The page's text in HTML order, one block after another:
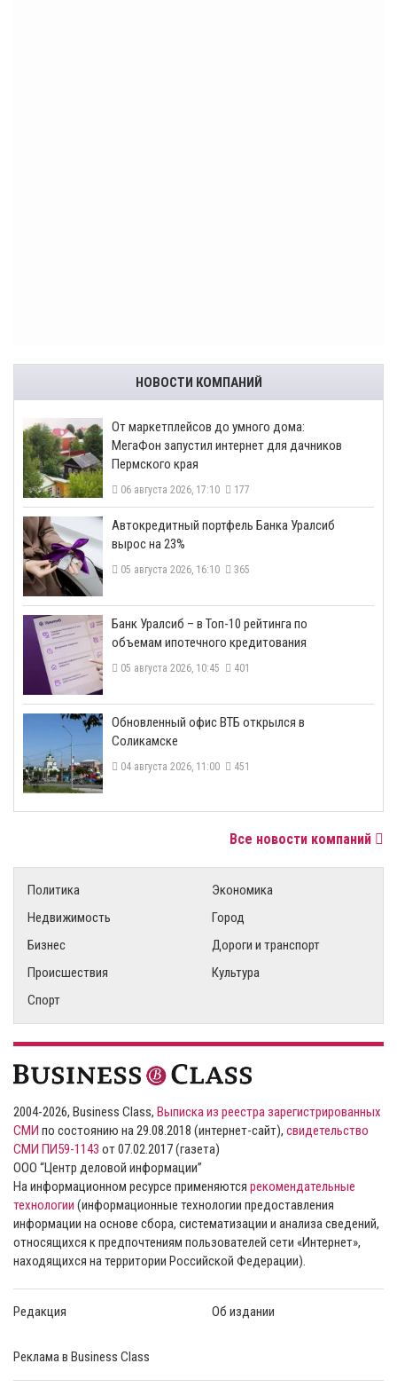
НОВОСТИ КОМПАНИЙ
От маркетплейсов до умного дома:
МегаФон запустил интернет для дачников
Пермского края
06 августа 2026, 17:10 177
​Автокредитный портфель Банка Уралсиб
вырос на 23%
05 августа 2026, 16:10 365
​Банк Уралсиб – в Топ-10 рейтинга по
объемам ипотечного кредитования
05 августа 2026, 10:45 401
​Обновленный офис ВТБ открылся в
Соликамске
04 августа 2026, 11:00 451
Все новости компаний
Политика
Экономика
Недвижимость
Город
Бизнес
Дороги и транспорт
Происшествия
Культура
Спорт
2004-2026, Business Class, Выписка из реестра зарегистрированных
СМИ по состоянию на 29.08.2018 (интернет-сайт), свидетельство
СМИ ПИ59-1143 от 07.02.2017 (газета)
ООО “Центр деловой информации”
На информационном ресурсе применяются рекомендательные
технологии (информационные технологии предоставления
информации на основе сбора, систематизации и анализа сведений,
относящихся к предпочтениям пользователей сети «Интернет»,
находящихся на территории Российской Федерации).
Редакция Об издании
Реклама в Business Class